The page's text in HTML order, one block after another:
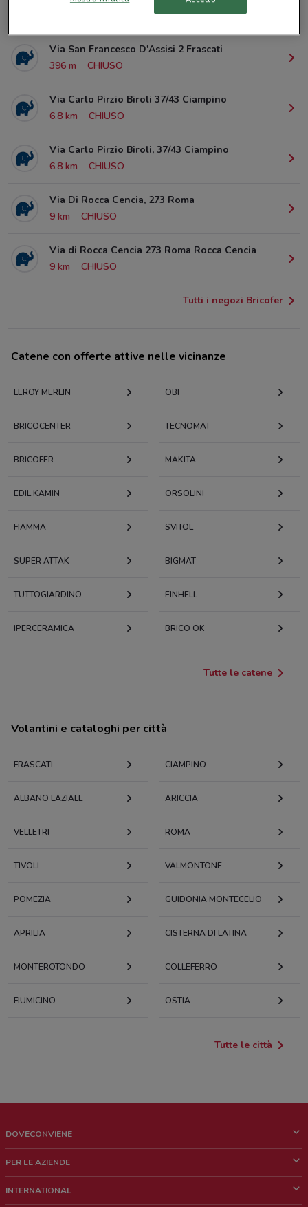
© MapTiler© OpenStreetMap contributors
Via San Francesco D'Assisi 2 Frascati
396 m
CHIUSO
Via Carlo Pirzio Biroli 37/43 Ciampino
6.8 km
CHIUSO
Via Carlo Pirzio Biroli, 37/43 Ciampino
6.8 km
CHIUSO
Via Di Rocca Cencia, 273 Roma
9 km
CHIUSO
Via di Rocca Cencia 273 Roma Rocca Cencia
9 km
CHIUSO
Tutti i negozi Bricofer
Catene con offerte attive nelle vicinanze
LEROY MERLIN OBI
BRICOCENTER TECNOMAT
BRICOFER MAKITA
EDIL KAMIN ORSOLINI
FIAMMA SVITOL
SUPER ATTAK BIGMAT
TUTTOGIARDINO EINHELL
IPERCERAMICA BRICO OK
Tutte le catene
Volantini e cataloghi per città
FRASCATI CIAMPINO
ALBANO LAZIALE ARICCIA
VELLETRI ROMA
TIVOLI VALMONTONE
POMEZIA GUIDONIA MONTECELIO
APRILIA CISTERNA DI LATINA
MONTEROTONDO COLLEFERRO
FIUMICINO OSTIA
Tutte le città
DOVECONVIENE
Chi siamo
PER LE AZIENDE
INTERNATIONAL